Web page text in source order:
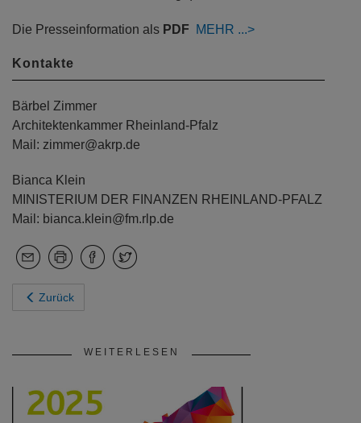
Die Presseinformation als PDF MEHR
Kontakte
Bärbel Zimmer
Architektenkammer Rheinland-Pfalz
Mail: zimmer@akrp.de
Bianca Klein
MINISTERIUM DER FINANZEN RHEINLAND-PFALZ
Mail: bianca.klein@fm.rlp.de
Zurück
WEITERLESEN